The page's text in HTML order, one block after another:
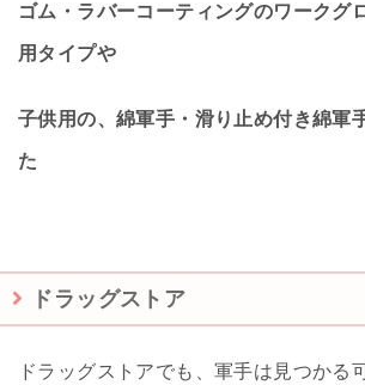
ゴム・ラバーコーティングのワークグ
用タイプや
子供用の、綿軍手・滑り止め付き綿軍
た
ドラッグストア
ドラッグストアでも、軍手は見つかる